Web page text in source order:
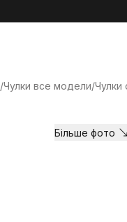
/Чулки все модели/Чулки
Більше фото